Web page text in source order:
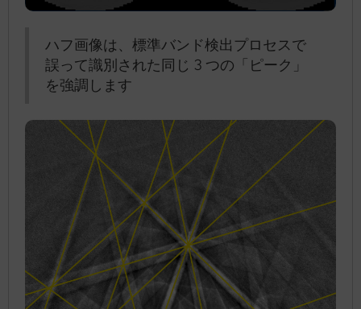
ハフ画像は、標準バンド検出プロセスで
誤って識別された同じ 3 つの「ピーク」
を強調します